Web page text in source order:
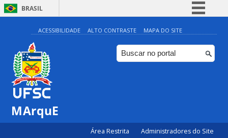
BRASIL
Simplifique!
Comunica BR
Participe
ACESSIBILIDADE ALTO CONTRASTE MAPA DO SITE
MArquE
Área Restrita Administradores do Site